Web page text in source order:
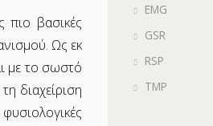
EMG
GSR
RSP
ΤΜΡ
πιο βασικές
Ως εκ
με το σωστό
διαχείριση